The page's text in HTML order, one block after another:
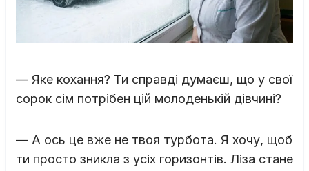
— Яке кохання? Ти справді думаєш, що у свої
сорок сім потрібен цій молоденькій дівчині?
— А ось це вже не твоя турбота. Я хочу, щоб
ти просто зникла з усіх горизонтів. Ліза стане